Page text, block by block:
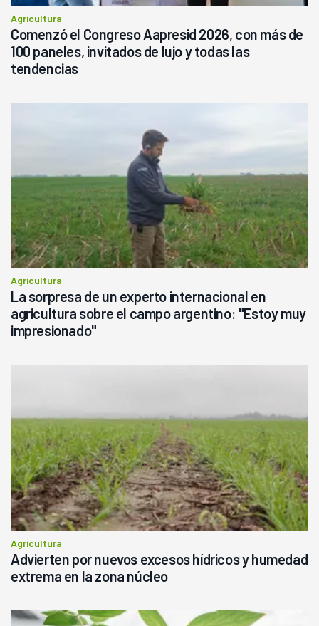
Agricultura
Comenzó el Congreso Aapresid 2026, con más de
100 paneles, invitados de lujo y todas las
tendencias
Agricultura
La sorpresa de un experto internacional en
agricultura sobre el campo argentino: "Estoy muy
impresionado"
Agricultura
Advierten por nuevos excesos hídricos y humedad
extrema en la zona núcleo